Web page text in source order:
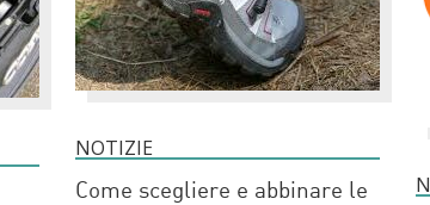
NOTIZIE
Come scegliere e abbinare le